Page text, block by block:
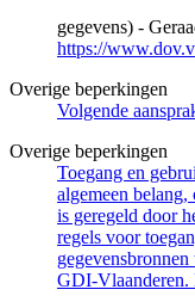
gegevens) -
https://
Overige beperkingen
Volgende
Overige beperkingen
Toegang en
algemeen
is geregeld door
regels voor
GDI-Vlaanderen.